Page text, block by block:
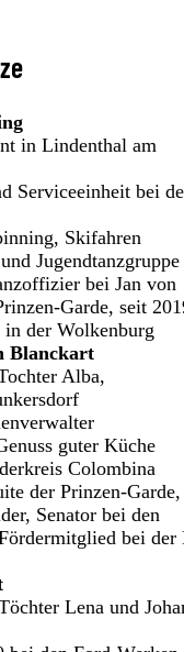
in Lindenthal am
Serviceeinheit bei
Skifahren
Jugendtanzgruppe
bei Jan von
Garde, seit
der Wolkenburg
Blanckart
Alba,
guter Küche
Colombina
der Prinzen-
Senator bei den
bei der
Lena und